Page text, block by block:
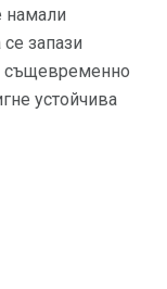
намали
запази
същевременно
устойчива